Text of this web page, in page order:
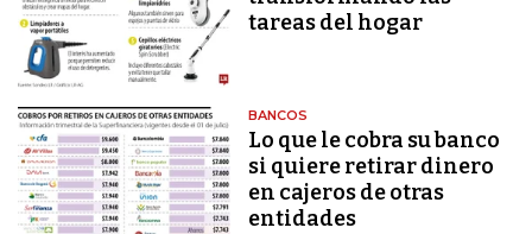
tareas del hogar
BANCOS
Lo que le cobra su banco
si quiere retirar dinero
en cajeros de otras
entidades